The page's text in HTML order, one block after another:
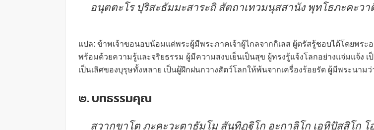
อนุตตะโร ปุริสะธัมมะสาระถิ สัตถาเทวมนุสสานัง พุทโธภะคะวา
แปล: ข้าพเจ้าขอนอบน้อมแด่พระผู้มีพระภาคเจ้าผู้ไกลจากกิเลส ผู้ตรัสรู้ชอบได้โดยพระอ
พร้อมด้วยความรู้และจริยธรรม ผู้มีความสงบเย็นเป็นสุข ผู้ทรงรู้แจ้งโลกอย่างแจ่มแจ้ง เ
เป็นเลิศของบุรุษทั้งหลาย เป็นผู้ฝึกฝนกวางสัตว์โลกให้พ้นจากเครื่องร้อยรัด ผู้มีพระนามว่
๒. บทธรรมคุณ
สวากขาโต ภะคะวะตาธัมโม สันทิฏฐิโก อะกาลิโก เอหิปัสสิโก โ